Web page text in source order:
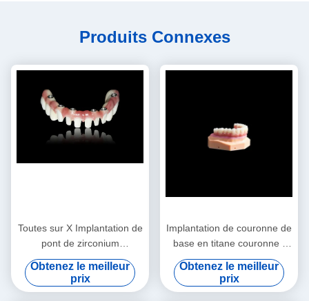
Produits Connexes
Toutes sur X Implantation de
pont de zirconium
Implantation de pont de
couronne Apparence
naturelle
Obtenez le meilleur
prix
Implantation de couronne de
base en titane couronne /
pont en composite
Obtenez le meilleur
prix